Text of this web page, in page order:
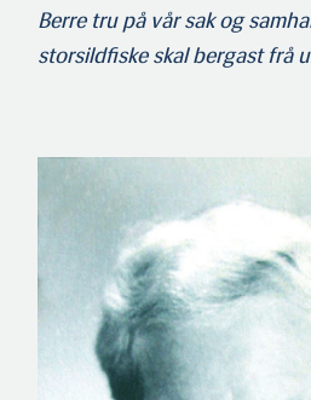
Berre tru på vår sak og
storsildfiske skal bergast frå